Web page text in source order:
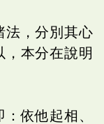
法，分別其心
本分在說明
依他起相、